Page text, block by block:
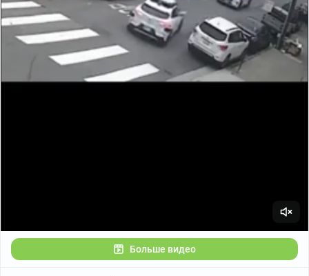
Больше видео